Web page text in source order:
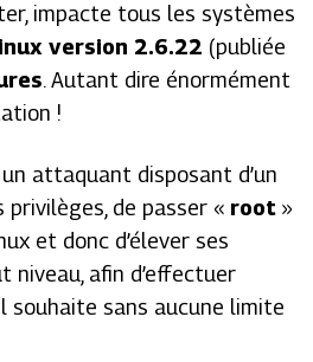
impacte tous les systèmes
version 2.6.22 (publiée
. Autant dire énormément
!
attaquant disposant d’un
de passer « root »
et donc d’élever ses
niveau, afin d’effectuer
souhaite sans aucune limite